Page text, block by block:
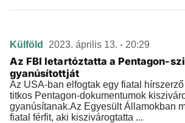
Külföld 2023. április 13. - 20:29
Az FBI letartóztatta a Pentagon-
gyanúsítottját
Az USA-ban elfogtak egy fiatal
titkos Pentagon-dokumentumok
gyanúsítanak.Az Egyesült Államokban
fiatal férfit, aki kiszivárogtatta ...